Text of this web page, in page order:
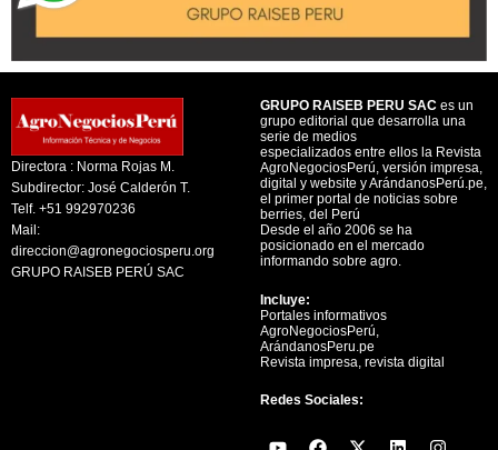
Directora : Norma Rojas M.
Subdirector: José Calderón T.
Telf. +51 992970236
Mail:
direccion@agronegociosperu.org
GRUPO RAISEB PERÚ SAC
GRUPO RAISEB PERU SAC es un
grupo editorial que desarrolla una
serie de medios
especializados entre ellos la Revista
AgroNegociosPerú, versión impresa,
digital y website y ArándanosPerú.pe,
el primer portal de noticias sobre
berries, del Perú
Desde el año 2006 se ha
posicionado en el mercado
informando sobre agro.
Incluye:
Portales informativos
AgroNegociosPerú,
ArándanosPeru.pe
Revista impresa, revista digital
Redes Sociales:
Y
F
X
L
I